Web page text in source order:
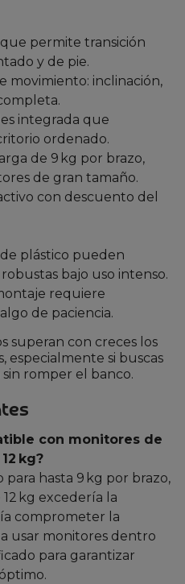
permite transición
y de pie.
movimiento: inclinación,
integrada que
ordenado.
de 9 kg por brazo,
de gran tamaño.
con descuento del
plástico pueden
bajo uso intenso.
requiere
de paciencia.
superan con creces los
especialmente si buscas
romper el banco.
con monitores de
kg?
hasta 9 kg por brazo,
kg excedería la
comprometer la
usar monitores dentro
para garantizar